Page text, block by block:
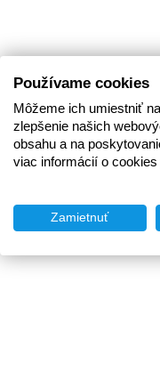
Používame cookies
Môžeme ich umiestniť
zlepšenie našich
obsahu a na
viac informácií o
Zamietnuť